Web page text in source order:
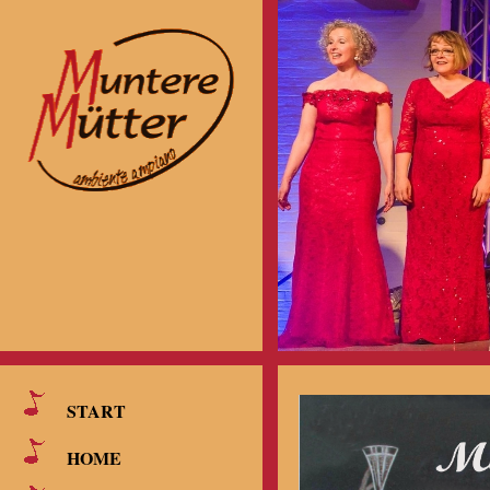
START
HOME